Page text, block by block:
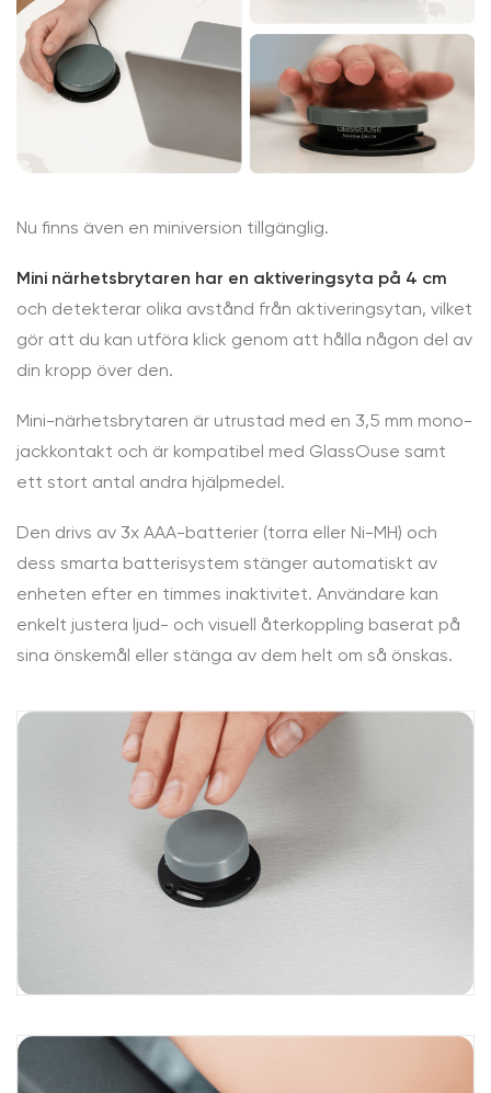
Nu finns även en miniversion tillgänglig.
Mini närhetsbrytaren har en aktiveringsyta på 4 cm
och detekterar olika avstånd från aktiveringsytan, vilket
gör att du kan utföra klick genom att hålla någon del av
din kropp över den.
Mini-närhetsbrytaren är utrustad med en 3,5 mm mono-
jackkontakt och är kompatibel med GlassOuse samt
ett stort antal andra hjälpmedel.
Den drivs av 3x AAA-batterier (torra eller Ni-MH) och
dess smarta batterisystem stänger automatiskt av
enheten efter en timmes inaktivitet. Användare kan
enkelt justera ljud- och visuell återkoppling baserat på
sina önskemål eller stänga av dem helt om så önskas.